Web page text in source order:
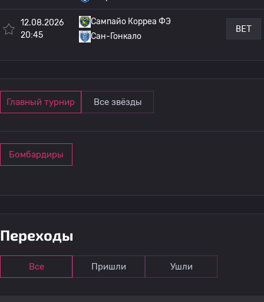
12.08.2026
20:45
Сампайо Корреа ФЭ
Сан-Гонкало
BET
Главный турнир Все звёзды
Бомбардиры
Переходы
Все Пришли Ушли